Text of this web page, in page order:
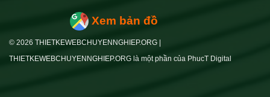
Xem bản đồ
© 2026 THIETKEWEBCHUYENNGHIEP.ORG |
THIETKEWEBCHUYENNGHIEP.ORG là một phần của PhucT Digital